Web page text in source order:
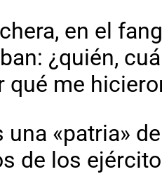
en el
¿quién,
qué me
una «patria»
de los